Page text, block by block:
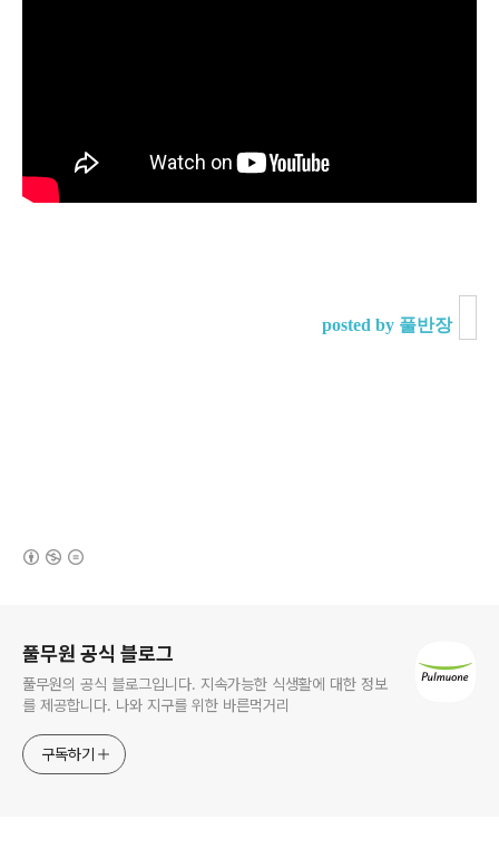
posted by 풀반장
풀무원 공식 블로그
풀무원의 공식 블로그입니다. 지속가능한 식생활에 대한 정보
를 제공합니다. 나와 지구를 위한 바른먹거리
구독하기